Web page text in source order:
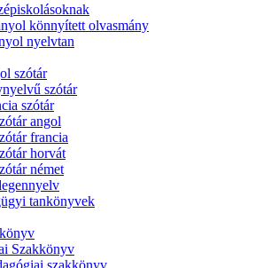
könnyített olvasmány
nyelvtan
szótár
szótár
szótár
angol
francia
horvát
német
tankönyvek
Szakkönyv
szakkönyv